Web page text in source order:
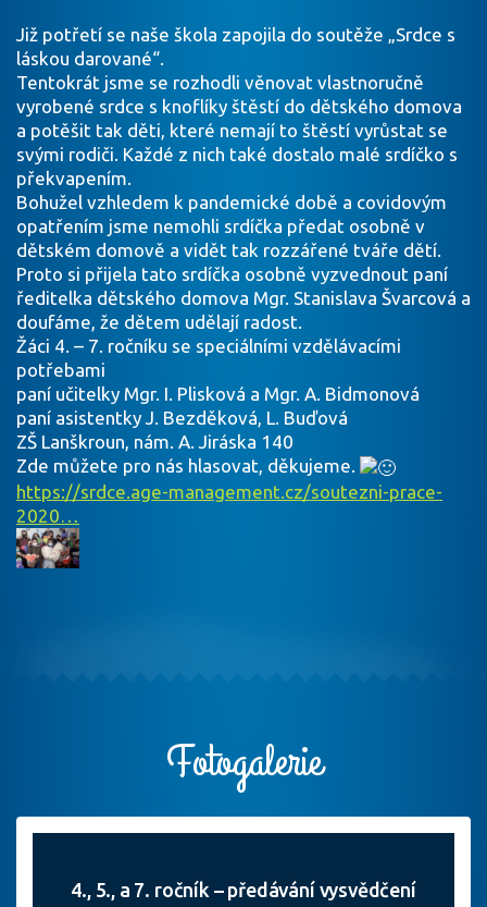
Již potřetí se naše škola zapojila do soutěže „Srdce s
láskou darované“.
Tentokrát jsme se rozhodli věnovat vlastnoručně
vyrobené srdce s knoflíky štěstí do dětského domova
a potěšit tak děti, které nemají to štěstí vyrůstat se
svými rodiči. Každé z nich také dostalo malé srdíčko s
překvapením.
Bohužel vzhledem k pandemické době a covidovým
opatřením jsme nemohli srdíčka předat osobně v
dětském domově a vidět tak rozzářené tváře dětí.
Proto si přijela tato srdíčka osobně vyzvednout paní
ředitelka dětského domova Mgr. Stanislava Švarcová a
doufáme, že dětem udělají radost.
Žáci 4. – 7. ročníku se speciálními vzdělávacími
potřebami
paní učitelky Mgr. I. Plisková a Mgr. A. Bidmonová
paní asistentky J. Bezděková, L. Buďová
ZŠ Lanškroun, nám. A. Jiráska 140
Zde můžete pro nás hlasovat, děkujeme.
https://srdce.age-management.cz/soutezni-prace-
2020…
Fotogalerie
4., 5., a 7. ročník – předávání vysvědčení